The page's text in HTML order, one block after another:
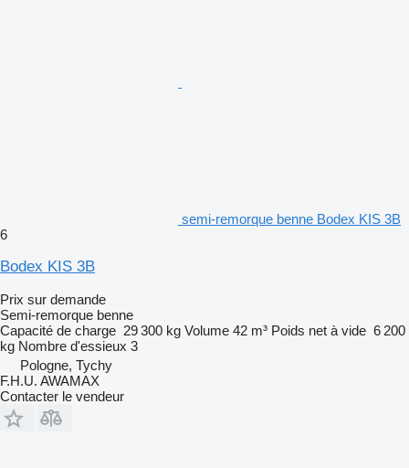
semi-remorque benne Bodex KIS 3B
6
Bodex KIS 3B
Prix sur demande
Semi-remorque benne
Capacité de charge 29 300 kg Volume 42 m³ Poids net à vide 6 200
kg Nombre d'essieux 3
Pologne, Tychy
F.H.U. AWAMAX
Contacter le vendeur